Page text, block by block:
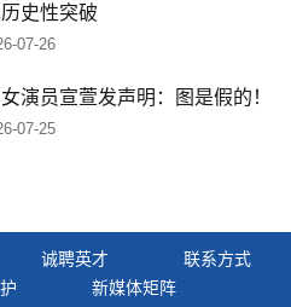
史性突破
07-26
演员宣萱发声明：图是假的！
07-25
诚聘英才
联系方式
新媒体矩阵